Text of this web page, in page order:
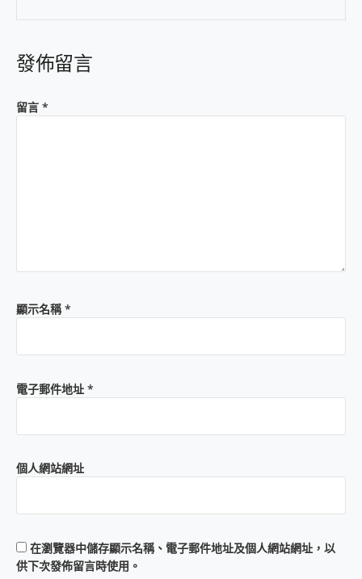
發佈留言
留言 *
顯示名稱*
電子郵件地址 *
個人網站網址
在瀏覽器中儲存顯示名稱、電子郵件地址及個人網站網址，以
供下次發佈留言時使用。